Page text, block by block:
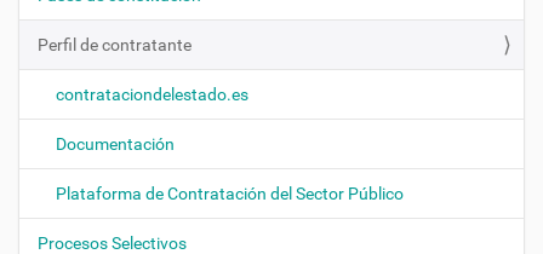
i
ó
n
Perfil de contratante
contrataciondelestado.es
Documentación
Plataforma de Contratación del Sector Público
Procesos Selectivos